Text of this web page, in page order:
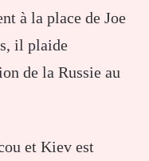
à la place de Joe
il plaide
de la Russie au
et Kiev est